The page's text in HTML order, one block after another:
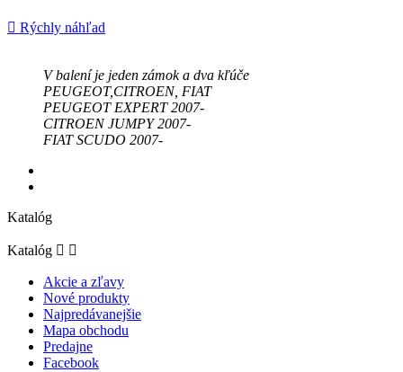
 Rýchly náhľad
V balení je jeden zámok a dva kľúče
PEUGEOT,CITROEN, FIAT
PEUGEOT EXPERT 2007-
CITROEN JUMPY 2007-
FIAT SCUDO 2007-
Katalóg
Katalóg  
Akcie a zľavy
Nové produkty
Najpredávanejšie
Mapa obchodu
Predajne
Facebook